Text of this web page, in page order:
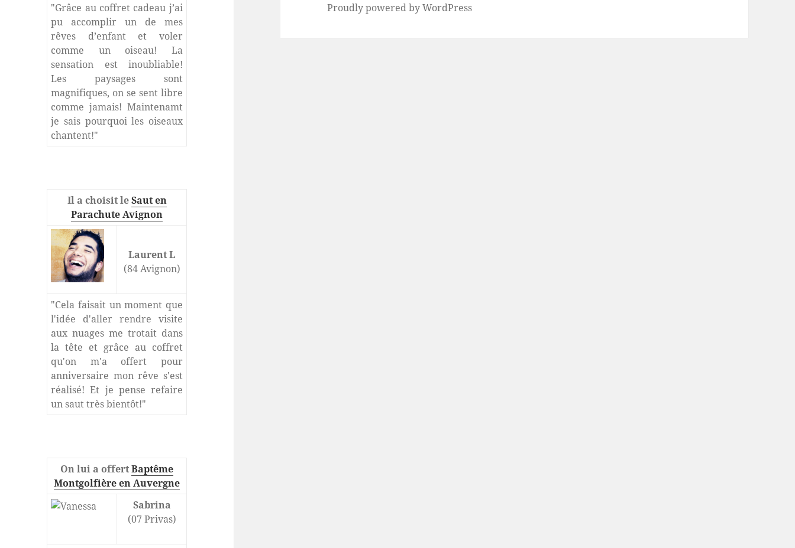
"Grâce au coffret cadeau j’ai
pu accomplir un de mes
rêves d’enfant et voler
comme un oiseau! La
sensation est inoubliable!
Les paysages sont
magnifiques, on se sent libre
comme jamais! Maintenamt
je sais pourquoi les oiseaux
chantent!"
Il a choisit leSaut en
Parachute Avignon
Laurent L
(84 Avignon)
"Cela faisait un moment que
l'idée d'aller rendre visite
aux nuages me trotait dans
la tête et grâce au coffret
qu'on m'a offert pour
anniversaire mon rêve s'est
réalisé! Et je pense refaire
un saut très bientôt!"
On lui a offertBaptême
Montgolfière en Auvergne
Sabrina
(07 Privas)
Proudly powered by WordPress